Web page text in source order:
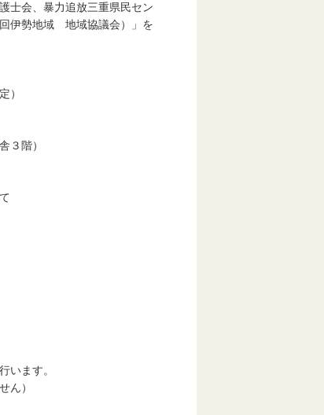
士会、暴力追放三重県民セン
伊勢地域 地域協議会）」を
）
階）
ます。
ん）